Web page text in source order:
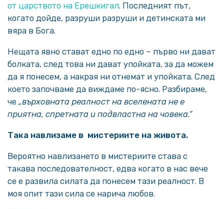
от царството на Ерешкигал. Последният път,
когато дойде, разруши разруши и детинската ми
вяра в Бога.
Нещата явно стават едно по едно – първо ни дават
болката, след това ни дават упойката, за да можем
да я понесем, а накрая ни отнемат и упойката. След
което започваме да виждаме по-ясно. Разбираме,
че „върховната реалност на вселената не е
приятна, спретната и подвластна на човека.“
Така навлизаме в мистериите на живота.
Вероятно навлизането в мистериите става с
такава последователност, едва когато в нас вече
се е развила силата да понесем тази реалност. В
моя опит тази сила се нарича любов.